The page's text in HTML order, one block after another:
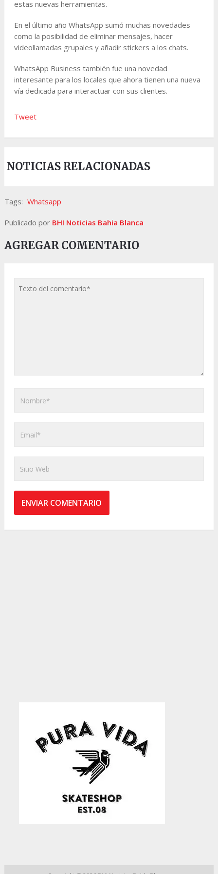
estas nuevas herramientas.
En el último año WhatsApp sumó muchas novedades
como la posibilidad de eliminar mensajes, hacer
videollamadas grupales y añadir stickers a los chats.
WhatsApp Business también fue una novedad
interesante para los locales que ahora tienen una nueva
vía dedicada para interactuar con sus clientes.
Tweet
NOTICIAS RELACIONADAS
Tags: Whatsapp
Publicado por BHI Noticias Bahia Blanca
AGREGAR COMENTARIO